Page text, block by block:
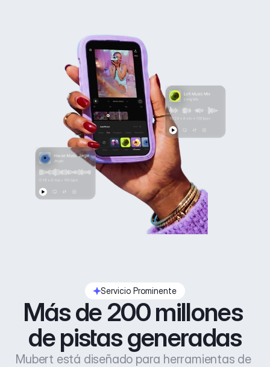
Servicio Prominente
Más de 200 millones
de pistas generadas
Mubert está diseñado para herramientas de